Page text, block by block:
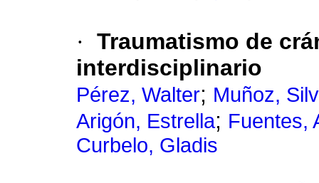
· Traumatismo de
interdisciplinario
Pérez, Walter; Muñoz,
Arigón, Estrella; Fuentes,
Curbelo, Gladis